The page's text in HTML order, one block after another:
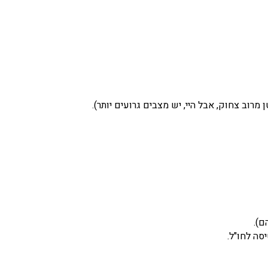
צחוק, אבל היי, יש מצבים גרועים יותר).
לחו"ל.